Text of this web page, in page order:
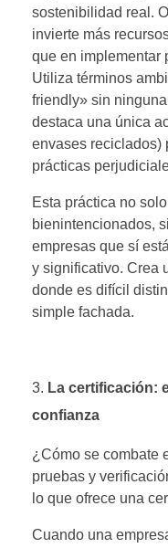
sostenibilidad real.
invierte más
que en implementar
Utiliza términos
friendly» sin
destaca una única
envases reciclados)
prácticas
Esta práctica no
bienintencionados,
empresas que sí
y significativo. Crea
donde es difícil
simple fachada.
La certificación:
confianza
¿Cómo se combate
pruebas y
lo que ofrece una
Cuando una